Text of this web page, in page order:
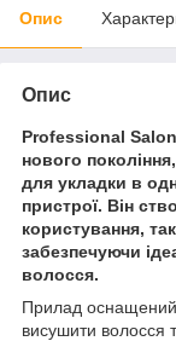
Опис
Опис
Professional
нового
для укладки в
пристрої. Він
користування,
забезпечуючи
волосся.
Прилад оснащений
висушити волосся